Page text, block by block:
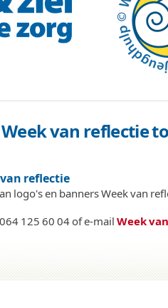
van reflectie
reflectie
logo's en banners Week van
125 60 04 of e-mail Week